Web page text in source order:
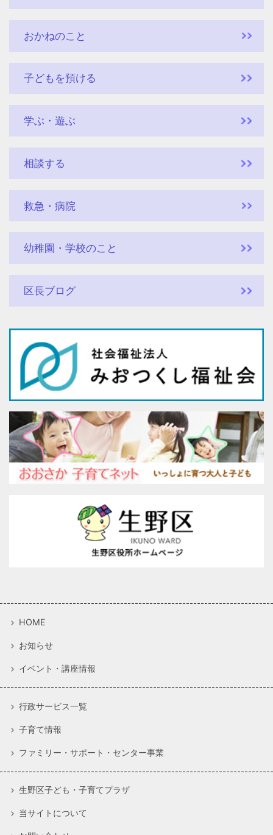
おかねのこと
子どもを預ける
学ぶ・遊ぶ
相談する
救急・病院
幼稚園・学校のこと
区長ブログ
HOME
お知らせ
イベント・講座情報
行政サービス一覧
子育て情報
ファミリー・サポート・センター事業
生野区子ども・子育てプラザ
当サイトについて